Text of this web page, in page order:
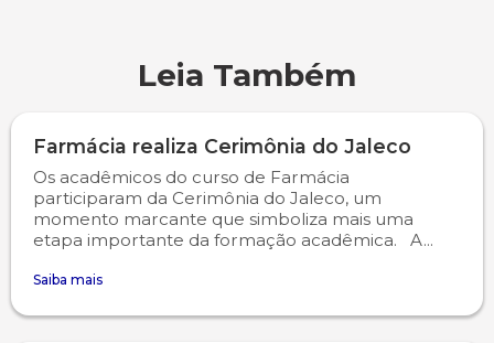
Leia Também
Farmácia realiza Cerimônia do Jaleco
Os acadêmicos do curso de Farmácia
participaram da Cerimônia do Jaleco, um
momento marcante que simboliza mais uma
etapa importante da formação acadêmica. A...
Saiba mais
Medicina Veterinária
Nutrição
Odontologia
Psicologia
Publicidade e Propaganda
Núcleo de Apoio Psicopedagógico
Ouvidoria
Plano de Ensino
Segunda Chamada
Seguro Escolar
Portal do Egresso
Portal do RH
Programa de Monitoria
Publicações Científicas
Revistas Campo Real